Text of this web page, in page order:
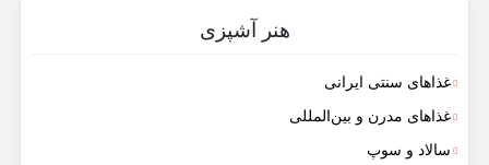
هنر آشپزی
غذاهای سنتی ایرانی
غذاهای مدرن و بین‌المللی
سالاد و سوپ